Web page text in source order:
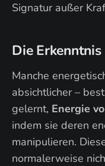
Signatur außer
Die
Manche
absichtlicher –
gelernt, Energie
indem sie deren
manipulieren.
normalerweise